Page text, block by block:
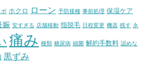
ボ ホクロ ローン 予防接種 事前処理 保湿ケア
娠 安すぎる 店舗移動 指脱毛 日程変更 機器 残す 永
痛み 種類 糖尿病 細菌 解約手数料 認めな
黒ずみ